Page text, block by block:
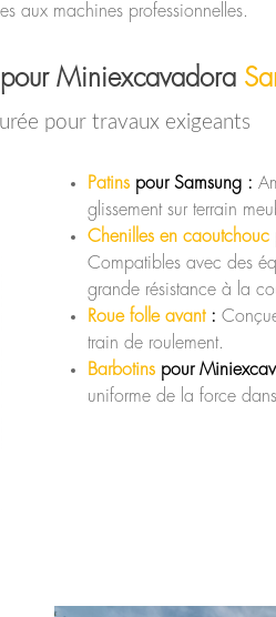
aux machines professionnelles.
Miniexcavadora
pour travaux exigeants
Patins pour Samsung :
glissement sur terrain
Chenilles en caoutchouc
Compatibles avec des
grande résistance à la
Roue folle avant:
train de roulement.
Barbotins pour
uniforme de la force